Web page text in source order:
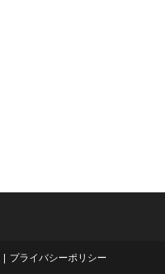
プライバシーポリシー